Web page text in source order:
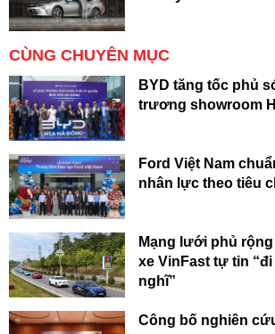
CÙNG CHUYÊN MỤC
BYD tăng tốc phủ
trương showroom
Ford Việt Nam
nhân lực theo tiêu
Mạng lưới phủ
xe VinFast tự tin
nghĩ”
Công bố nghiên